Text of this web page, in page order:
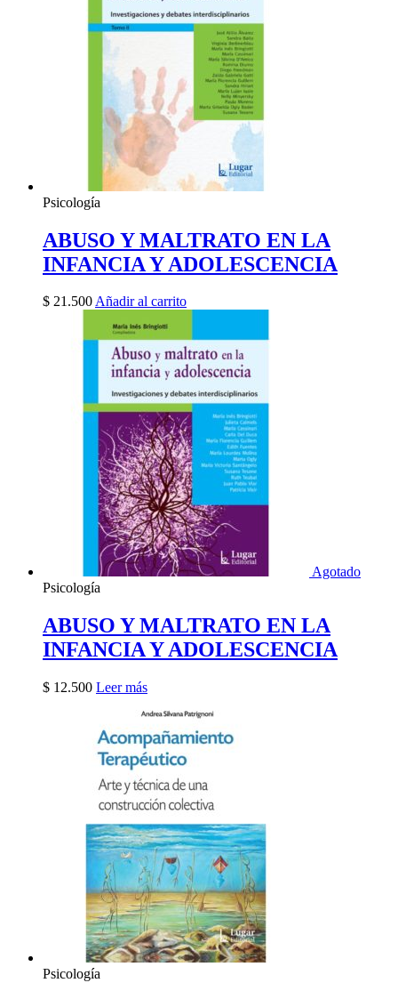
Psicología
ABUSO Y MALTRATO EN LA
INFANCIA Y ADOLESCENCIA
$ 21.500Añadir al carrito
Agotado
Psicología
ABUSO Y MALTRATO EN LA
INFANCIA Y ADOLESCENCIA
$ 12.500 Leer más
Psicología